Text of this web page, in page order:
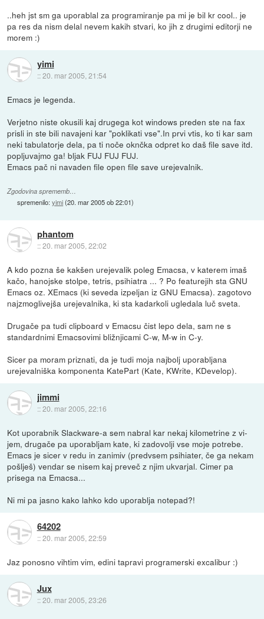
..heh jst sm ga uporablal za programiranje pa mi je bil kr cool.. je
pa res da nism delal nevem kakih stvari, ko jih z drugimi editorji ne
morem :)
yimi
::20. mar 2005, 21:54
Emacs je legenda.
Verjetno niste okusili kaj drugega kot windows preden ste na fax
prisli in ste bili navajeni kar "poklikati vse".In prvi vtis, ko ti kar sam
neki tabulatorje dela, pa ti noče oknčka odpret ko daš file save itd.
popljuvajmo ga! bljak FUJ FUJ FUJ.
Emacs pač ni navaden file open file save urejevalnik.
Zgodovina sprememb…
spremenilo:yimi(20. mar 2005 ob 22:01)
phantom
::20. mar 2005, 22:02
A kdo pozna še kakšen urejevalik poleg Emacsa, v katerem imaš
kačo, hanojske stolpe, tetris, psihiatra ... ? Po featurejih sta GNU
Emacs oz. XEmacs (ki seveda izpeljan iz GNU Emacsa). zagotovo
najzmoglivejša urejevalnika, ki sta kadarkoli ugledala luč sveta.
Drugače pa tudi clipboard v Emacsu čist lepo dela, sam ne s
standardnimi Emacsovimi bližnjicami C-w, M-w in C-y.
Sicer pa moram priznati, da je tudi moja najbolj uporabljana
urejevalniška komponenta KatePart (Kate, KWrite, KDevelop).
jimmi
::20. mar 2005, 22:16
Kot uporabnik Slackware-a sem nabral kar nekaj kilometrine z vi-
jem, drugače pa uporabljam kate, ki zadovolji vse moje potrebe.
Emacs je sicer v redu in zanimiv (predvsem psihiater, če ga nekam
pošlješ) vendar se nisem kaj preveč z njim ukvarjal. Cimer pa
prisega na Emacsa...
Ni mi pa jasno kako lahko kdo uporablja notepad?!
64202
::20. mar 2005, 22:59
Jaz ponosno vihtim vim, edini tapravi programerski excalibur :)
Jux
::20. mar 2005, 23:26